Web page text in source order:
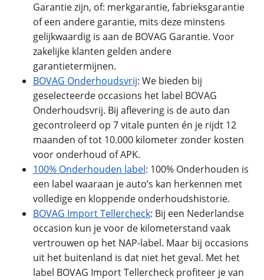
Garantie zijn, of: merkgarantie, fabrieksgarantie
of een andere garantie, mits deze minstens
gelijkwaardig is aan de BOVAG Garantie. Voor
zakelijke klanten gelden andere
garantietermijnen.
BOVAG Onderhoudsvrij: We bieden bij
geselecteerde occasions het label BOVAG
Onderhoudsvrij. Bij aflevering is de auto dan
gecontroleerd op 7 vitale punten én je rijdt 12
maanden of tot 10.000 kilometer zonder kosten
voor onderhoud of APK.
100% Onderhouden label: 100% Onderhouden is
een label waaraan je auto’s kan herkennen met
volledige en kloppende onderhoudshistorie.
BOVAG Import Tellercheck: Bij een Nederlandse
occasion kun je voor de kilometerstand vaak
vertrouwen op het NAP-label. Maar bij occasions
uit het buitenland is dat niet het geval. Met het
label BOVAG Import Tellercheck profiteer je van